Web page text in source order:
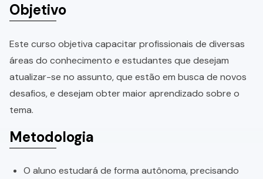
Objetivo
Este curso objetiva capacitar profissionais de diversas
áreas do conhecimento e estudantes que desejam
atualizar-se no assunto, que estão em busca de novos
desafios, e desejam obter maior aprendizado sobre o
tema.
Metodologia
O aluno estudará de forma autônoma, precisando